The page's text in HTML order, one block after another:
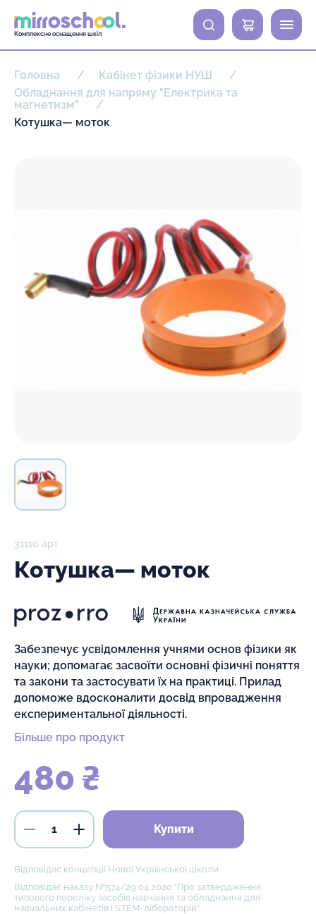
Комплексне оснащення шкіл
0
Головна
Кабінет фізики НУШ
Обладнання для напряму "Електрика та
магнетизм"
Котушка— моток
31110 арт
Котушка— моток
Забезпечує усвідомлення учнями основ фізики як
науки; допомагає засвоїти основні фізичні поняття
та закони та застосувати їх на практиці. Прилад
допоможе вдосконалити досвід впровадження
експериментальної діяльності.
Більше про продукт
480 ₴
Купити
Відповідає концепції Нової Української школи
Відповідає наказу №574/29.04.2020 "Про затвердження
типового переліку засобів навчання та обладнання для
навчальних кабінетів і STEM-лібораторій"